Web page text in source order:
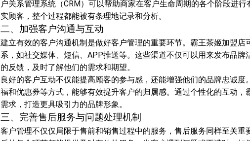
户关系管理系统（CRM）可以帮助商家在客户生命周期的各个阶段进
实顾客，整个过程都能被有条理地记录和分析。
二、加强客户沟通与互动
建立有效的客户沟通机制是做好客户管理的重要环节。霸王茶姬加盟店
系，如社交媒体、短信、APP推送等。这些渠道不仅可以用来发布品
的反馈，及时了解他们的需求和期望。
良好的客户互动不仅能提高顾客的参与感，还能增强他们的品牌忠诚
福和优惠券等方式，能够有效提升客户的归属感。通过个性化的互动
需求，打造更具吸引力的品牌形象。
三、完善售后服务与问题处理机制
客户管理不仅仅局限于售前和销售过程中的服务，售后服务同样至关